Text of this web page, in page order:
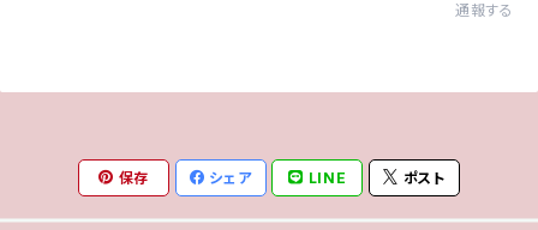
通報する
保存 シェア LINE ポスト